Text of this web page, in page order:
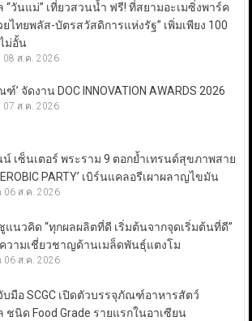
“วันแม่” เที่ยวสวนน้ำ ฟรี! ที่สยามอะเมซิ่งพาร์ค
ยไทยพลัส-บัตรสวัสดิการแห่งรัฐ” เพิ่มเพียง 100
ม่อั้น
08 ส.ค. 2026
’ จัดงาน DOC INNOVATION AWARDS 2026
07 ส.ค. 2026
น์ เซ็นเตอร์ พระราม 9 ตอกย้ำเทรนด์สุขภาพสาย
PARTY’ เบิร์นแคลอรีเผาผลาญไขมัน
06 ส.ค. 2026
แนวคิด “ทุกผลผลิตที่ดี เริ่มต้นจากจุดเริ่มต้นที่ดี”
วามเชี่ยวชาญด้านเมล็ดพันธุ์แตงโม
06 ส.ค. 2026
บมือ SCGC เปิดตัวบรรจุภัณฑ์อาหารสัตว์
ชนิด Food Grade รายแรกในอาเซียน